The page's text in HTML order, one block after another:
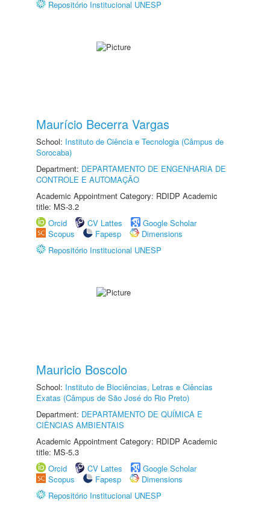
Repositório Institucional UNESP
Maurício Becerra Vargas
School: Instituto de Ciência e Tecnologia (Câmpus de
Sorocaba)
Department: DEPARTAMENTO DE ENGENHARIA DE
CONTROLE E AUTOMAÇÃO
Academic Appointment Category: RDIDP Academic
title: MS-3.2
Orcid
CV Lattes
Google Scholar
Scopus
Fapesp
Dimensions
Repositório Institucional UNESP
Mauricio Boscolo
School: Instituto de Biociências, Letras e Ciências
Exatas (Câmpus de São José do Rio Preto)
Department: DEPARTAMENTO DE QUÍMICA E
CIÊNCIAS AMBIENTAIS
Academic Appointment Category: RDIDP Academic
title: MS-5.3
Orcid
CV Lattes
Google Scholar
Scopus
Fapesp
Dimensions
Repositório Institucional UNESP